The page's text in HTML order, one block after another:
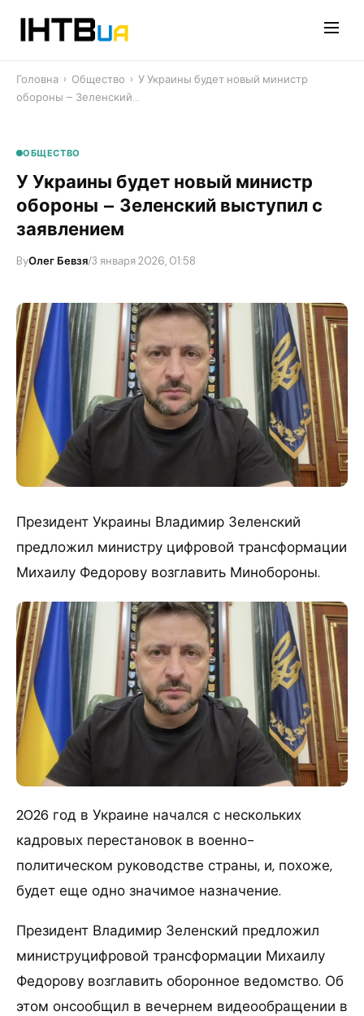
Головна › Общество › У Украины будет новый министр
обороны – Зеленский…
ОБЩЕСТВО
У Украины будет новый министр
обороны – Зеленский выступил с
заявлением
ByОлег Бевзя/3 января 2026, 01:58
Президент Украины Владимир Зеленский
предложил министру цифровой трансформации
Михаилу Федорову возглавить Минобороны.
2026 год в Украине начался с нескольких
кадровых перестановок в военно-
политическом руководстве страны, и, похоже,
будет еще одно значимое назначение.
Президент Владимир Зеленский предложил
министруцифровой трансформации Михаилу
Федорову возглавить оборонное ведомство. Об
этом онсообщил в вечернем видеообращении в